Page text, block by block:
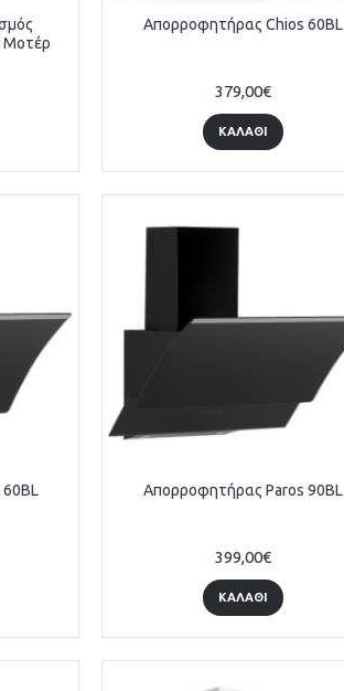
Μοτέρ
Απορροφητήρας Chios 60BL
379,00€
ΚΑΛΆΘΙ
Απορροφητήρας Paros 90BL
399,00€
ΚΑΛΆΘΙ